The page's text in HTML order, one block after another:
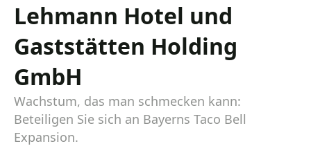
Lehmann Hotel und
Gaststätten Holding
GmbH
Wachstum, das man schmecken kann:
Beteiligen Sie sich an Bayerns Taco Bell
Expansion.